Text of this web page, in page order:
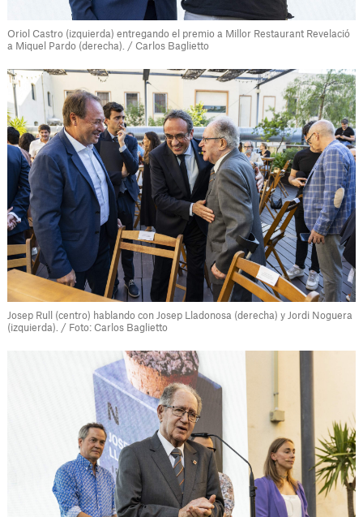
Oriol Castro (izquierda) entregando el premio a Millor Restaurant Revelació
a Miquel Pardo (derecha). / Carlos Baglietto
Josep Rull (centro) hablando con Josep Lladonosa (derecha) y Jordi Noguera
(izquierda). / Foto: Carlos Baglietto